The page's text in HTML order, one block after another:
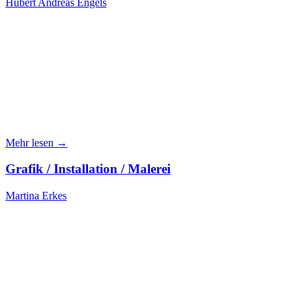
Mehr lesen →
Grafik / Installation / Malerei
Martina Erkes